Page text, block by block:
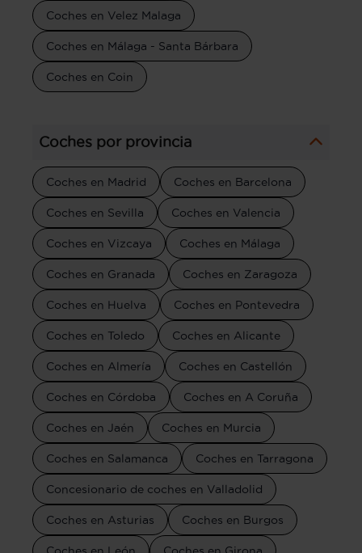
Coches en Velez Malaga
Coches en Málaga - Santa Bárbara
Coches en Coin
Coches por provincia
Coches en Madrid Coches en Barcelona
Coches en Sevilla Coches en Valencia
Coches en Vizcaya Coches en Málaga
Coches en Granada Coches en Zaragoza
Coches en Huelva Coches en Pontevedra
Coches en Toledo Coches en Alicante
Coches en Almería Coches en Castellón
Coches en Córdoba Coches en A Coruña
Coches en Jaén Coches en Murcia
Coches en Salamanca Coches en Tarragona
Concesionario de coches en Valladolid
Coches en Asturias Coches en Burgos